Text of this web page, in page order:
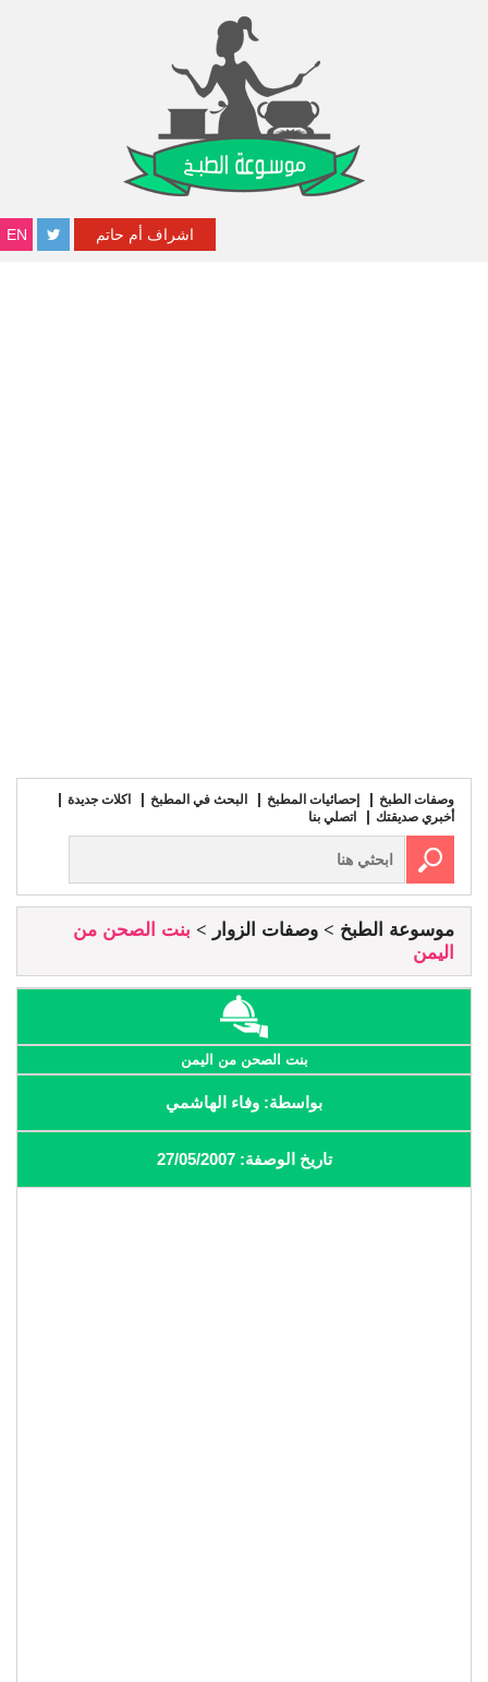
EN اشراف أم حاتم
وصفات الطبخ إحصائيات المطبخ البحث في المطبخ
اكلات جديدة
أخبري صديقتك
اتصلي بنا
موسوعة الطبخ وصفات الزوار
بنت الصحن من
اليمن
بنت الصحن من اليمن
بواسطة: وفاء الهاشمي
تاريخ الوصفة: 27/05/2007